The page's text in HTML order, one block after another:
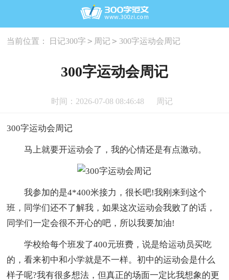
当前位置： 日记300字 > 周记 > 300字运动会周记
300字运动会周记
时间：2026-07-08 08:46:48 周记
300字运动会周记
马上就要开运动会了，我的心情还是有点激动。
我参加的是4*400米接力，很长吧!我刚来到这个
班，同学们还不了解我，如果这次运动会我败了的话，
同学们一定会很不开心的吧，所以我要加油!
学校给每个班发了400元班费，说是给运动员买吃
的，看来初中和小学就是不一样。初中的运动会是什么
样子呢?我有很多想法，但真正的场面一定比我想象的更